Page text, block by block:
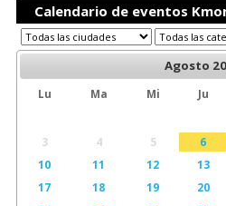
Calendario de eventos
Agosto
Lu Ma Mi Ju
3
4 5 6
10
11 12 13
17
18 19 20